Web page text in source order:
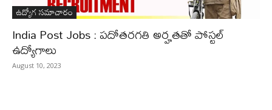
ఉద్యోగ సమాచారం
India Post Jobs : పదోతరగతి అర్హతతో పోస్టల్‌
ఉద్యోగాలు
August 10, 2023